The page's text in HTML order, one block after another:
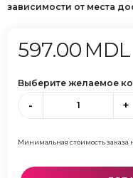
зависимости от места
597.00 MDL
Выберите желаемое
- +
Минимальная стоимость заказа